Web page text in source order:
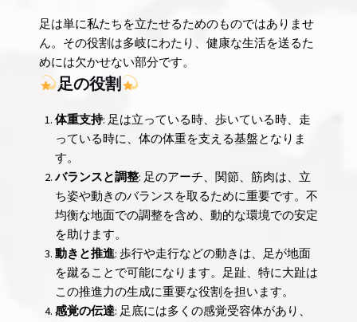
足は単に私たちを立たせるためのものではありませ
ん。その役割は多岐にわたり、健康な生活を送るた
めには欠かせない部分です。
足の役割
体重支持: 足は立っている時、歩いている時、走
っている時に、体の体重を支える基盤となりま
す。
バランスと調整: 足のアーチ、関節、筋肉は、立
ち姿や動きのバランスを取るために重要です。不
均衡な地面での調整を含め、動的な環境での安定
を助けます。
動きと推進: 歩行や走行などの動きは、足が地面
を蹴ることで可能になります。足趾、特に大趾は
この推進力の生成に重要な役割を担います。
感覚の伝達: 足底には多くの感覚受容体があり、